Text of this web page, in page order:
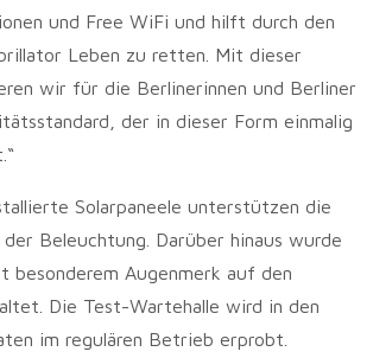
und Free WiFi und hilft durch den
Leben zu retten. Mit dieser
wir für die Berlinerinnen und Berliner
der in dieser Form einmalig
Solarpaneele unterstützen die
Beleuchtung. Darüber hinaus wurde
besonderem Augenmerk auf den
Die Test-Wartehalle wird in den
im regulären Betrieb erprobt.